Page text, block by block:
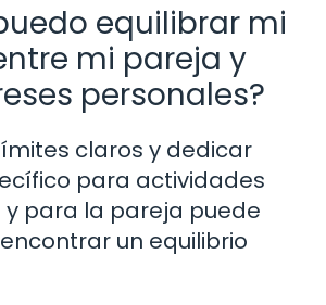
equilibrar mi
mi pareja y
personales?
claros y dedicar
para actividades
y para la pareja puede
un equilibrio